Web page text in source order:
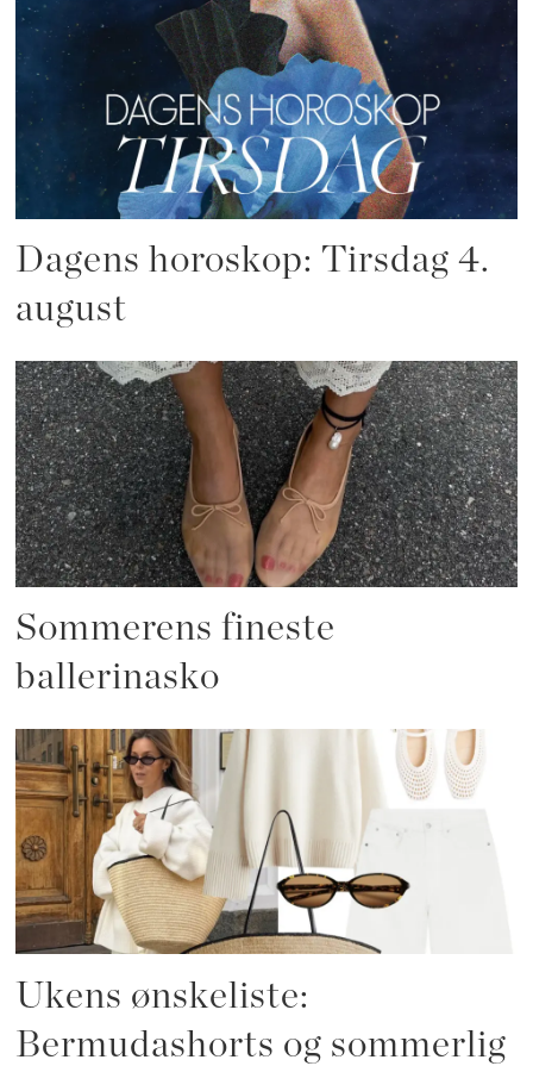
Dagens horoskop: Tirsdag 4.
august
Sommerens fineste
ballerinasko
Ukens ønskeliste:
Bermudashorts og sommerlig